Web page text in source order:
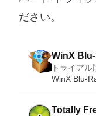
ださい。
WinX
トライアル
WinX Blu-
Totally